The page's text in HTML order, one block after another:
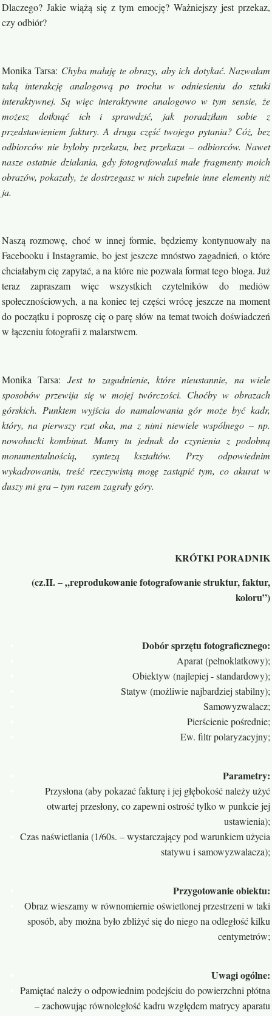
Dlaczego? Jakie wiążą się z tym emocję? Ważniejszy jest przekaz,
czy odbiór?
Monika Tarsa: Chyba maluję te obrazy, aby ich dotykać. Nazwałam
taką interakcję analogową po trochu w odniesieniu do sztuki
interaktywnej. Są więc interaktywne analogowo w tym sensie, że
możesz dotknąć ich i sprawdzić, jak poradziłam sobie z
przedstawieniem faktury. A druga część twojego pytania? Cóż, bez
odbiorców nie byłoby przekazu, bez przekazu – odbiorców. Nawet
nasze ostatnie działania, gdy fotografowałaś małe fragmenty moich
obrazów, pokazały, że dostrzegasz w nich zupełnie inne elementy niż
ja.
Naszą rozmowę, choć w innej formie, będziemy kontynuowały na
Facebooku i Instagramie, bo jest jeszcze mnóstwo zagadnień, o które
chciałabym cię zapytać, a na które nie pozwala format tego bloga. Już
teraz zapraszam więc wszystkich czytelników do mediów
społecznościowych, a na koniec tej części wrócę jeszcze na moment
do początku i poproszę cię o parę słów na temat twoich doświadczeń
w łączeniu fotografii z malarstwem.
Monika Tarsa: Jest to zagadnienie, które nieustannie, na wiele
sposobów przewija się w mojej twórczości. Choćby w obrazach
górskich. Punktem wyjścia do namalowania gór może być kadr,
który, na pierwszy rzut oka, ma z nimi niewiele wspólnego – np.
nowohucki kombinat. Mamy tu jednak do czynienia z podobną
monumentalnością, syntezą kształtów. Przy odpowiednim
wykadrowaniu, treść rzeczywistą mogę zastąpić tym, co akurat w
duszy mi gra – tym razem zagrały góry.
KRÓTKI PORADNIK
(cz.II. – „reprodukowanie fotografowanie struktur, faktur,
koloru”)
Dobór sprzętu fotograficznego:
Aparat (pełnoklatkowy);
Obiektyw (najlepiej - standardowy);
Statyw (możliwie najbardziej stabilny);
Samowyzwalacz;
Pierścienie pośrednie;
Ew. filtr polaryzacyjny;
Parametry:
Przysłona (aby pokazać fakturę i jej głębokość należy użyć
otwartej przesłony, co zapewni ostrość tylko w punkcie jej
ustawienia);
Czas naświetlania (1/60s. – wystarczający pod warunkiem użycia
statywu i samowyzwalacza);
Przygotowanie obiektu:
Obraz wieszamy w równomiernie oświetlonej przestrzeni w taki
sposób, aby można było zbliżyć się do niego na odległość kilku
centymetrów;
Uwagi ogólne:
Pamiętać należy o odpowiednim podejściu do powierzchni płótna
– zachowując równoległość kadru względem matrycy aparatu